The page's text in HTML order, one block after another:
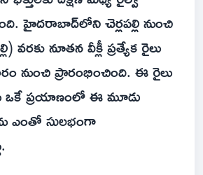
హైదరాబాద్‌లోని చెర్లపల్లి నుంచి
వరకు నూతన వీక్లీ ప్రత్యేక రైలు
నుంచి ప్రారంభించింది. ఈ రైలు
ఒకే ప్రయాణంలో ఈ మూడు
ఎంతో సులభంగా